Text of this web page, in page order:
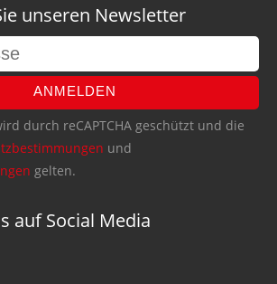
unseren Newsletter
ANMELDEN
durch reCAPTCHA geschützt und die
und
gelten.
auf Social Media